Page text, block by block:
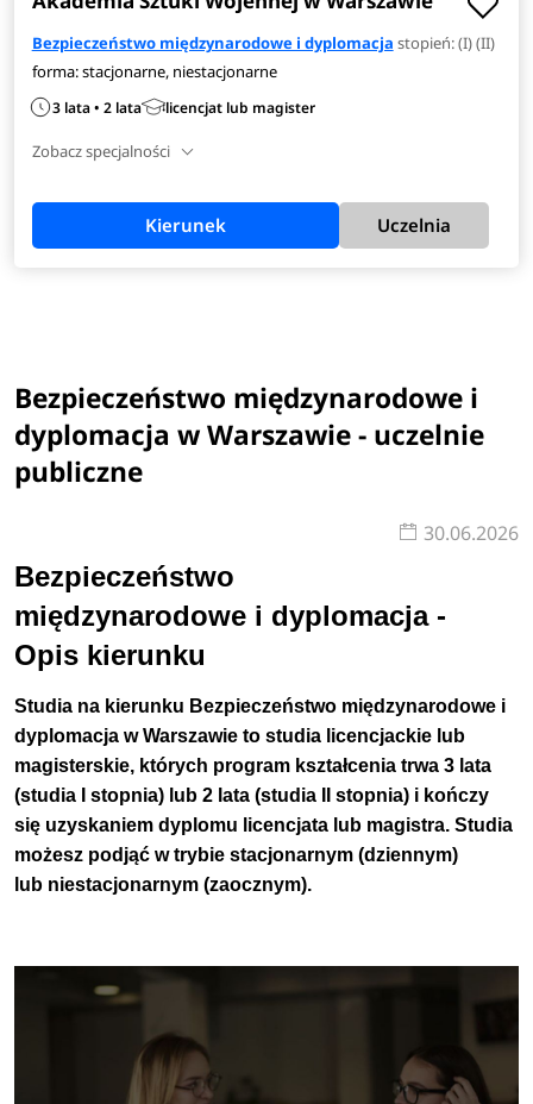
Bezpieczeństwo międzynarodowe i dyplomacja stopień: (I) (II)
forma: stacjonarne, niestacjonarne
3 lata • 2 lata licencjat lub magister
Zobacz specjalności
Kierunek Uczelnia
Bezpieczeństwo międzynarodowe i
dyplomacja w Warszawie - uczelnie
publiczne
30.06.2026
Bezpieczeństwo
międzynarodowe i dyplomacja -
Opis kierunku
Studia na kierunku Bezpieczeństwo międzynarodowe i
dyplomacja w Warszawie to studia licencjackie lub
magisterskie, których program kształcenia trwa 3 lata
(studia I stopnia) lub 2 lata (studia II stopnia) i kończy
się uzyskaniem dyplomu licencjata lub magistra.Studia
możesz podjąć w trybiestacjonarnym (dziennym)
lub niestacjonarnym (zaocznym).